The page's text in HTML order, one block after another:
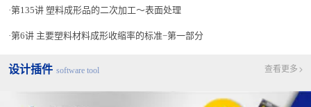
第135讲 塑料成形品的二次加工〜表面处理
第6讲 主要塑料材料成形收缩率的标准−第一部分
设计插件 software tool 查看更多